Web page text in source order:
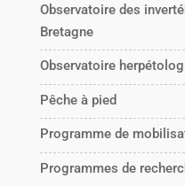
Observatoire des
Bretagne
Observatoire
Pêche à pied
Programme de
Programmes de